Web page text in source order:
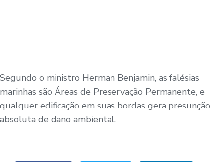
Segundo o ministro Herman Benjamin, as falésias
marinhas são Áreas de Preservação Permanente, e
qualquer edificação em suas bordas gera presunção
absoluta de dano ambiental.